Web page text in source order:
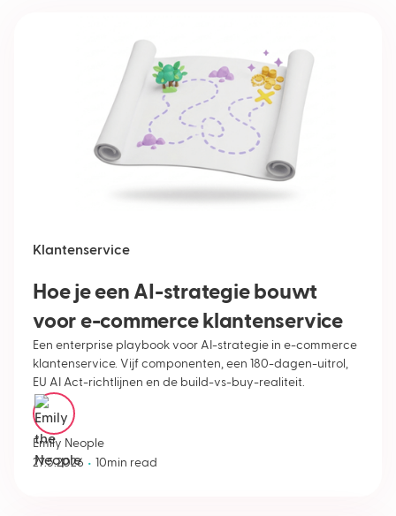
Klantenservice
Hoe je een AI-strategie bouwt
voor e-commerce klantenservice
Een enterprise playbook voor AI-strategie in e-commerce
klantenservice. Vijf componenten, een 180-dagen-uitrol,
EU AI Act-richtlijnen en de build-vs-buy-realiteit.
Emily Neople
27.5.2026 • 10min read